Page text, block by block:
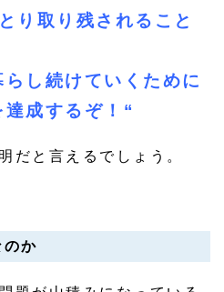
り取り残されること
し続けていくために
成するぞ！“
だと言えるでしょう。
か